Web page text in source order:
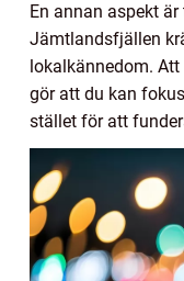
En annan aspekt
Jämtlandsfjällen
lokalkännedom.
gör att du kan
stället för att